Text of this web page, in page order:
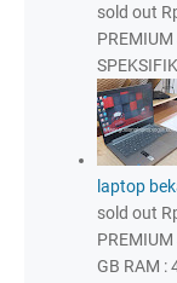
sold out
PREMIUM
laptop
sold out
PREMIUM
GB RAM :